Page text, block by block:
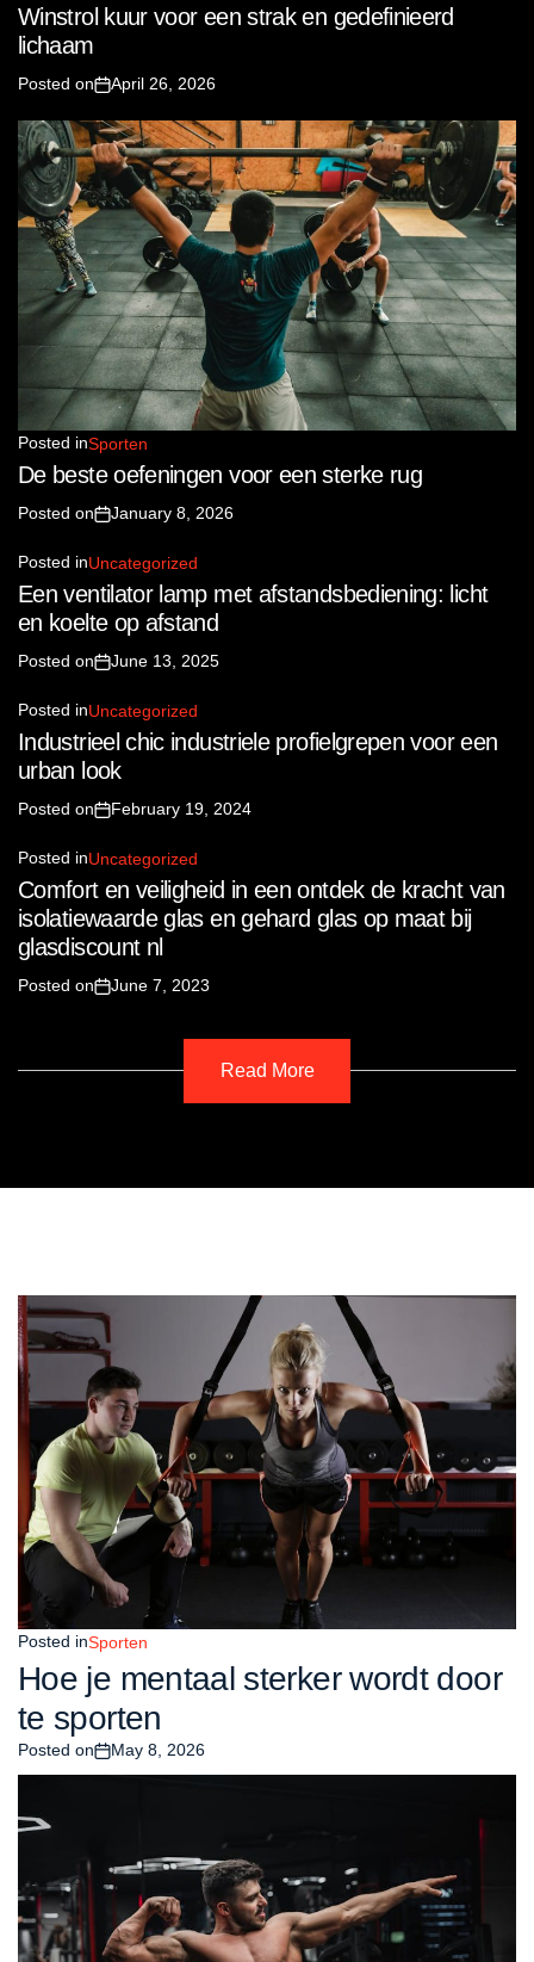
Winstrol kuur voor een strak en gedefinieerd
lichaam
Posted on April 26, 2026
Posted inSporten
De beste oefeningen voor een sterke rug
Posted on January 8, 2026
Posted inUncategorized
Een ventilator lamp met afstandsbediening: licht
en koelte op afstand
Posted on June 13, 2025
Posted inUncategorized
Industrieel chic industriele profielgrepen voor een
urban look
Posted on February 19, 2024
Posted inUncategorized
Comfort en veiligheid in een ontdek de kracht van
isolatiewaarde glas en gehard glas op maat bij
glasdiscount nl
Posted on June 7, 2023
Read More
Posted inSporten
Hoe je mentaal sterker wordt door
te sporten
Posted on May 8, 2026